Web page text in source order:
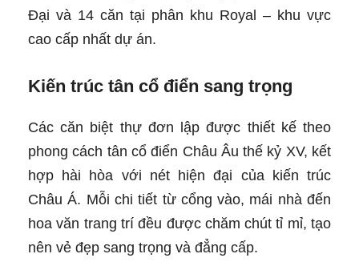
Đại và 14 căn tại phân khu Royal – khu vực
cao cấp nhất dự án.
Kiến trúc tân cổ điển sang trọng
Các căn biệt thự đơn lập được thiết kế theo
phong cách tân cổ điển Châu Âu thế kỷ XV, kết
hợp hài hòa với nét hiện đại của kiến trúc
Châu Á. Mỗi chi tiết từ cổng vào, mái nhà đến
hoa văn trang trí đều được chăm chút tỉ mỉ, tạo
nên vẻ đẹp sang trọng và đẳng cấp.